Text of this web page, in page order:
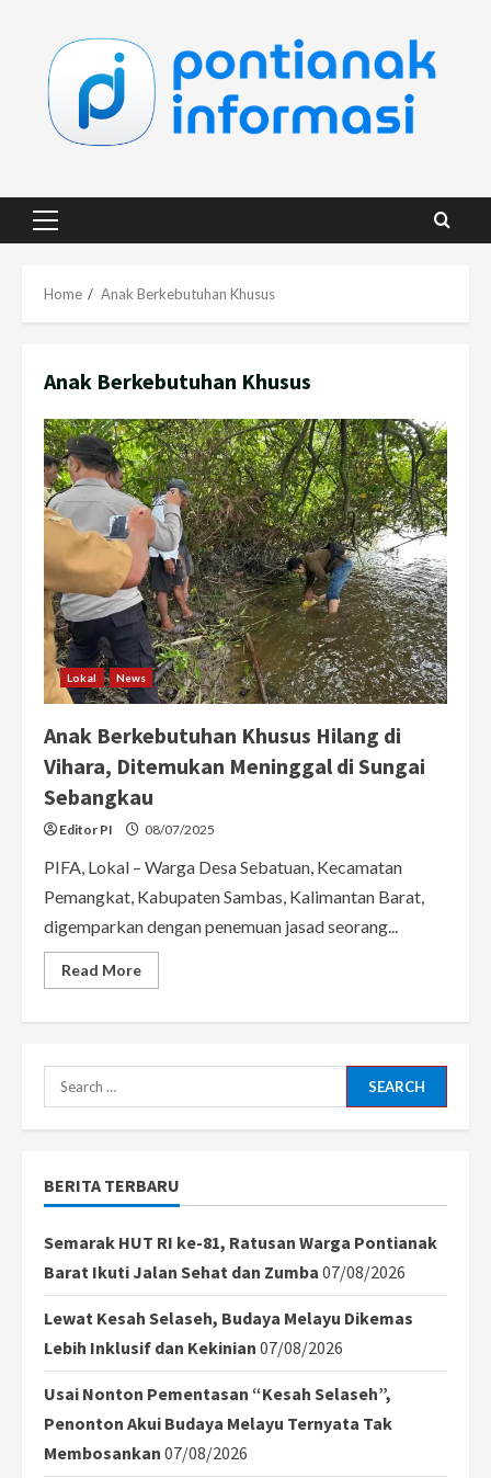
content
Primary
Home Anak Berkebutuhan Khusus
Anak Berkebutuhan Khusus
Lokal News
Anak Berkebutuhan Khusus Hilang di
Vihara, Ditemukan Meninggal di Sungai
Sebangkau
Editor PI 08/07/2025
PIFA, Lokal – Warga Desa Sebatuan, Kecamatan
Pemangkat, Kabupaten Sambas, Kalimantan Barat,
digemparkan dengan penemuan jasad seorang...
Read MoreRead
more
Ditemukan
Search
for:
BERITA TERBARU
Semarak HUT RI ke-81, Ratusan Warga Pontianak
Barat Ikuti Jalan Sehat dan Zumba 07/08/2026
Lewat Kesah Selaseh, Budaya Melayu Dikemas
Lebih Inklusif dan Kekinian 07/08/2026
Usai Nonton Pementasan “Kesah Selaseh”,
Penonton Akui Budaya Melayu Ternyata Tak
Membosankan 07/08/2026